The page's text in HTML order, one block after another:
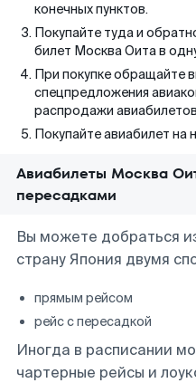
конечных пунктов.
Покупайте туда и
билет Москва Оита в
При покупке обращайте
спецпредложения
распродажи
Покупайте авиабилет на
Авиабилеты Москва
пересадками
Вы можете добраться
страну Япония двумя
прямым рейсом
рейс с пересадкой
Иногда в расписании
чартерные рейсы и